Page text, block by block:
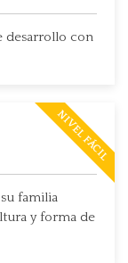
desarrollo con
NIVEL FÁCIL
familia
y forma de